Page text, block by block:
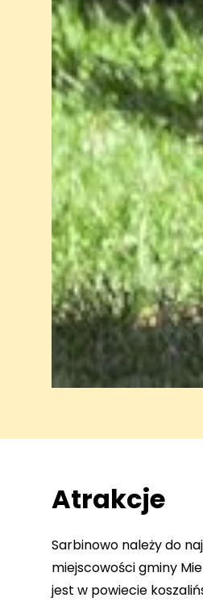
Atrakcje
Sarbinowo należy do
miejscowości gminy
jest w powiecie